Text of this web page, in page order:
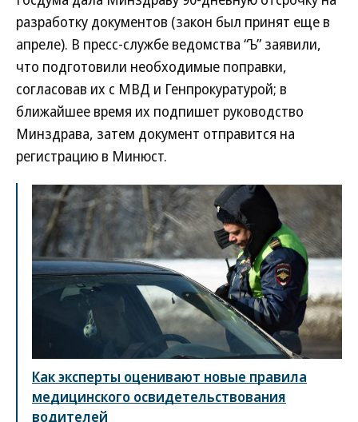
разработку документов (закон был принят еще в
апреле). В пресс-службе ведомства “Ъ” заявили,
что подготовили необходимые поправки,
согласовав их с МВД и Генпрокуратурой; в
ближайшее время их подпишет руководство
Минздрава, затем документ отправится на
регистрацию в Минюст.
Как эксперты оценивают новые правила
медицинского освидетельствования
водителей